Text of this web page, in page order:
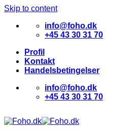
Skip to content
info@foho.dk
+45 43 30 31 70
Profil
Kontakt
Handelsbetingelser
info@foho.dk
+45 43 30 31 70